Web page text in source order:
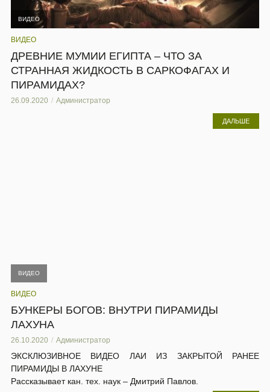
ВИДЕО
ВИДЕО
ДРЕВНИЕ МУМИИ ЕГИПТА – ЧТО ЗА
СТРАННАЯ ЖИДКОСТЬ В САРКОФАГАХ И
ПИРАМИДАХ?
26.09.2020 Администратор
ДАЛЬШЕ
ВИДЕО
ВИДЕО
БУНКЕРЫ БОГОВ: ВНУТРИ ПИРАМИДЫ
ЛАХУНА
26.10.2020 Администратор
ЭКСКЛЮЗИВНОЕ ВИДЕО ЛАИ ИЗ ЗАКРЫТОЙ РАНЕЕ
ПИРАМИДЫ В ЛАХУНЕ
Рассказывает кан. тех. наук – Дмитрий Павлов.